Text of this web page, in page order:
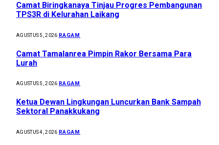
Camat Biringkanaya Tinjau Progres Pembangunan
TPS3R di Kelurahan Laikang
AGUSTUS 5, 2026 RAGAM
Camat Tamalanrea Pimpin Rakor Bersama Para
Lurah
AGUSTUS 5, 2026 RAGAM
Ketua Dewan Lingkungan Luncurkan Bank Sampah
Sektoral Panakkukang
AGUSTUS 4, 2026 RAGAM